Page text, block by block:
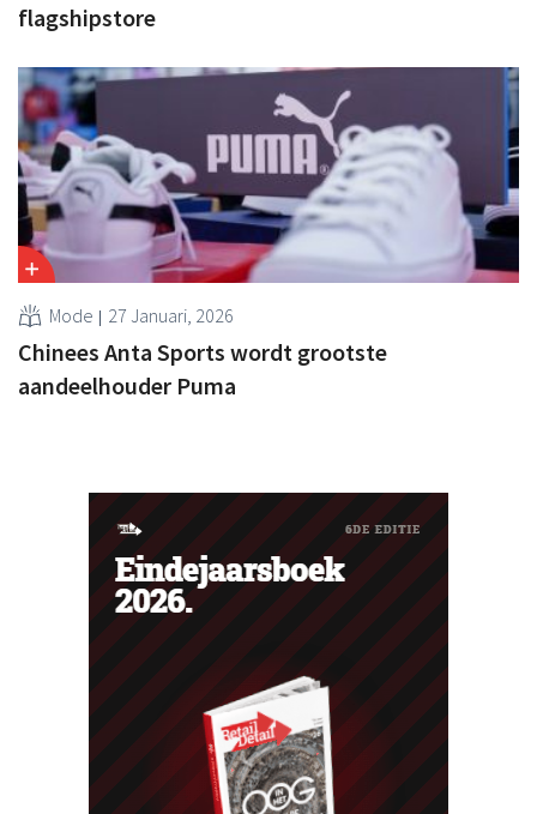
flagshipstore
Mode 27 Januari, 2026
Chinees Anta Sports wordt grootste
aandeelhouder Puma